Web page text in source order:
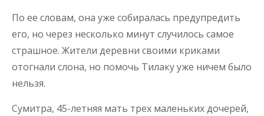
По ее словам, она уже собиралась предупредить
его, но через несколько минут случилось самое
страшное. Жители деревни своими криками
отогнали слона, но помочь Тилаку уже ничем было
нельзя.
Сумитра, 45-летняя мать трех маленьких дочерей,